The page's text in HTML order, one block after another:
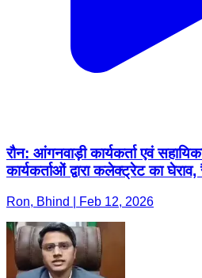
रौन: आंगनवाड़ी कार्यकर्ता एवं
कार्यकर्ताओं द्वारा कलेक्ट्रेट का
Ron, Bhind | Feb 12, 2026